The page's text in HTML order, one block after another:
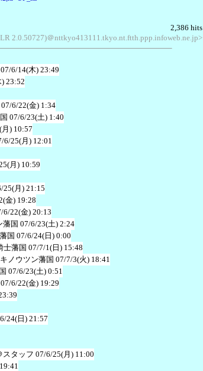
2,386 hits
2.0.50727)＠nttkyo413111.tkyo.nt.ftth.ppp.infoweb.ne.jp>
07/6/14(木) 23:49
23:52
07/6/22(金) 1:34
07/6/23(土) 1:40
) 10:57
6/25(月) 12:01
月) 10:59
25(月) 21:15
金) 19:28
6/22(金) 20:13
藩国 07/6/23(土) 2:24
国 07/6/24(日) 0:00
士藩国 07/7/1(日) 15:48
ノウツン藩国 07/7/3(火) 18:41
07/6/23(土) 0:51
07/6/22(金) 19:29
24(日) 21:57
タッフ 07/6/25(月) 11:00